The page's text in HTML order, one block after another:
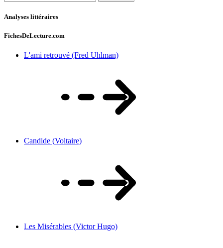
Analyses littéraires
FichesDeLecture.com
L'ami retrouvé (Fred Uhlman)
Candide (Voltaire)
Les Misérables (Victor Hugo)